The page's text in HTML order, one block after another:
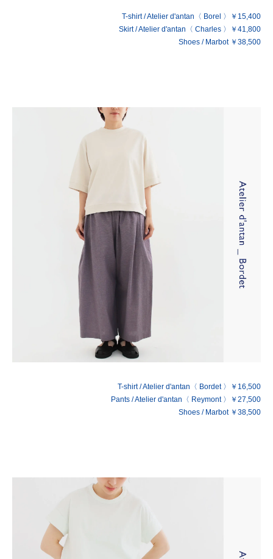
T-shirt / Atelier d'antan〈 Borel 〉￥15,400
Skirt / Atelier d'antan〈 Charles 〉￥41,800
Shoes / Marbot ￥38,500
T-shirt / Atelier d'antan〈 Bordet 〉￥16,500
Pants / Atelier d'antan〈 Reymont 〉￥27,500
Shoes / Marbot ￥38,500